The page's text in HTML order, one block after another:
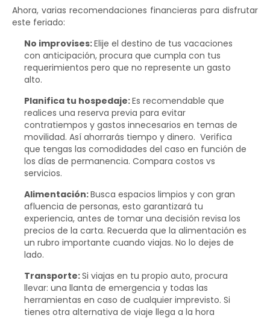
Ahora, varias recomendaciones financieras para disfrutar
este feriado:
No improvises:Elije el destino de tus vacaciones
con anticipación, procura que cumpla con tus
requerimientos pero que no represente un gasto
alto.
Planifica tu hospedaje:Es recomendable que
realices una reserva previa para evitar
contratiempos y gastos innecesarios en temas de
movilidad. Así ahorrarás tiempo y dinero. Verifica
que tengas las comodidades del caso en función de
los días de permanencia. Compara costos vs
servicios.
Alimentación:Busca espacios limpios y con gran
afluencia de personas, esto garantizará tu
experiencia, antes de tomar una decisión revisa los
precios de la carta. Recuerda que la alimentación es
un rubro importante cuando viajas. No lo dejes de
lado.
Transporte:Si viajas en tu propio auto, procura
llevar: una llanta de emergencia y todas las
herramientas en caso de cualquier imprevisto. Si
tienes otra alternativa de viaje llega a la hora